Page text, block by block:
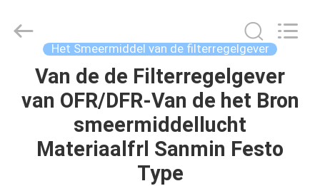
HUIS
PRODUCTEN
Export
Co.,Ltd..
Het Smeermiddel van de filterregelgever
Van de de Filterregelgever
van OFR/DFR-Van de het Bron
smeermiddellucht
Materiaalfrl Sanmin Festo
Type